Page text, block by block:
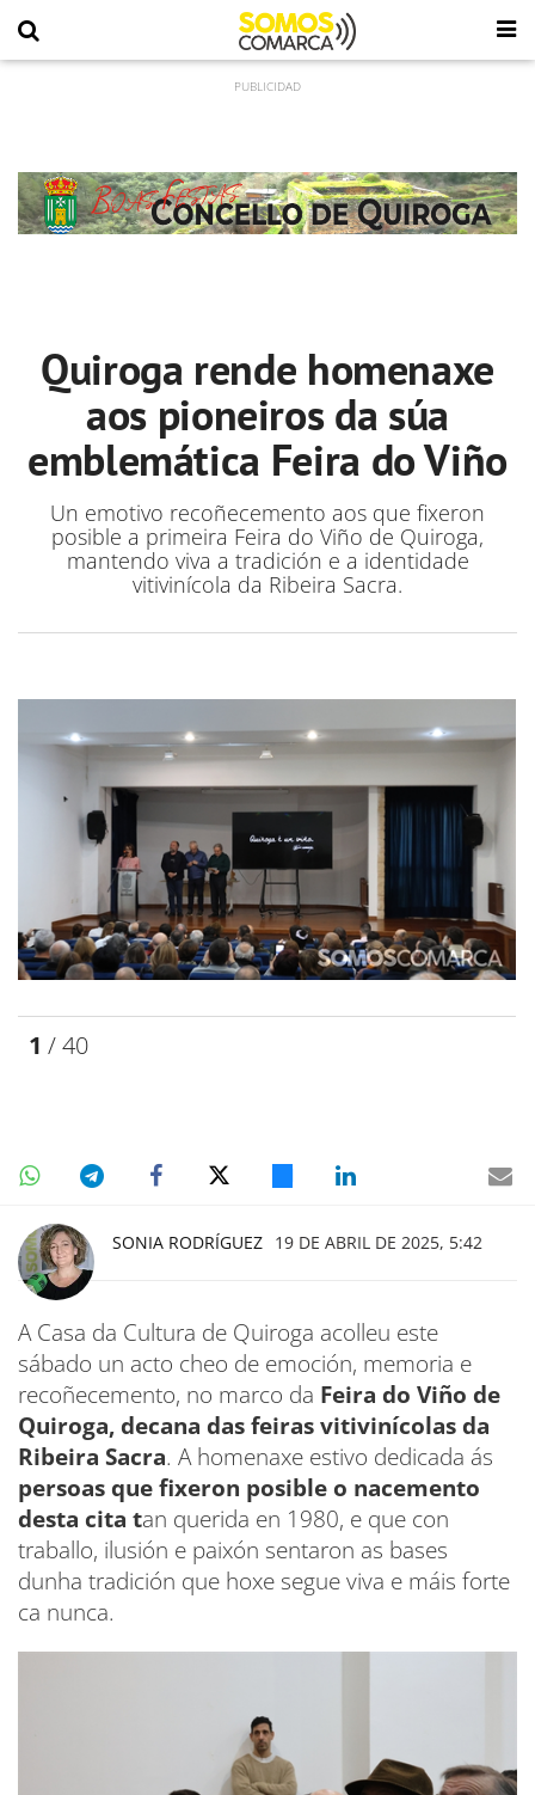
Quiroga rende homenaxe
aos pioneiros da súa
emblemática Feira do Viño
Un emotivo recoñecemento aos que fixeron
posible a primeira Feira do Viño de Quiroga,
mantendo viva a tradición e a identidade
vitivinícola da Ribeira Sacra.
1 / 40
SONIA RODRÍGUEZ 19 DE ABRIL DE 2025, 5:42
A Casa da Cultura de Quiroga acolleu este
sábado un acto cheo de emoción, memoria e
recoñecemento, no marco da Feira do Viño de
Quiroga, decana das feiras vitivinícolas da
Ribeira Sacra. A homenaxe estivo dedicada ás
persoas que fixeron posible o nacemento
desta cita tan querida en 1980, e que con
traballo, ilusión e paixón sentaron as bases
dunha tradición que hoxe segue viva e máis forte
ca nunca.